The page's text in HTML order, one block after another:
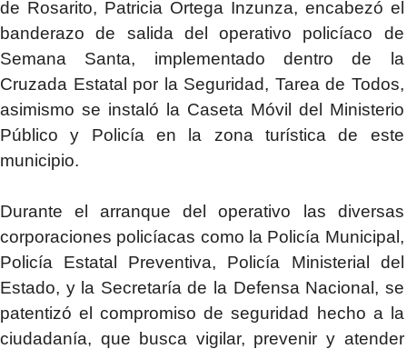
de Rosarito, Patricia Ortega Inzunza, encabezó el
banderazo de salida del operativo policíaco de
Semana Santa, implementado dentro de la
Cruzada Estatal por la Seguridad, Tarea de Todos,
asimismo se instaló la Caseta Móvil del Ministerio
Público y Policía en la zona turística de este
municipio.
Durante el arranque del operativo las diversas
corporaciones policíacas como la Policía Municipal,
Policía Estatal Preventiva, Policía Ministerial del
Estado, y la Secretaría de la Defensa Nacional, se
patentizó el compromiso de seguridad hecho a la
ciudadanía, que busca vigilar, prevenir y atender